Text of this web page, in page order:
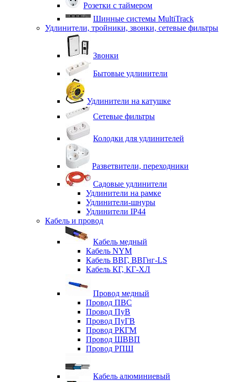
Розетки с таймером
Шинные системы MultiTrack
Удлинители, тройники, звонки, сетевые фильтры
Звонки
Бытовые удлинители
Удлинители на катушке
Сетевые фильтры
Колодки для удлинителей
Разветвители, переходники
Садовые удлинители
Удлинители на рамке
Удлинители-шнуры
Удлинители IP44
Кабель и провод
Кабель медный
Кабель NYM
Кабель ВВГ, ВВГнг-LS
Кабель КГ, КГ-ХЛ
Провод медный
Провод ПВС
Провод ПуВ
Провод ПуГВ
Провод РКГМ
Провод ШВВП
Провод РПШ
Кабель алюминиевый